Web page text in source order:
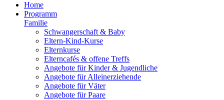
Home
Programm
Familie
Schwangerschaft & Baby
Eltern-Kind-Kurse
Elternkurse
Elterncafés & offene Treffs
Angebote für Kinder & Jugendliche
Angebote für Alleinerziehende
Angebote für Väter
Angebote für Paare